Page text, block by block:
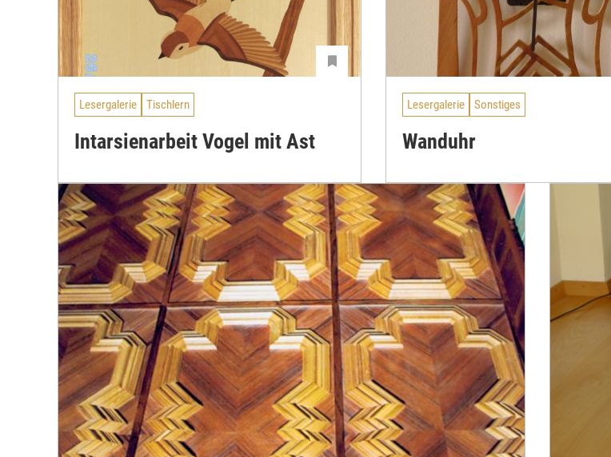
Lesergalerie Tischlern
Intarsienarbeit Vogel mit Ast
Lesergalerie Sonstiges
Wanduhr